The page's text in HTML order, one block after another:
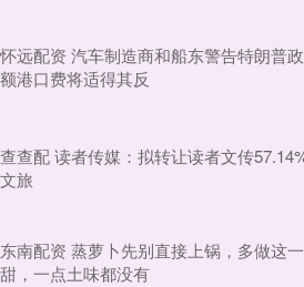
怀远配资 汽车制造商和船东警告特朗普
额港口费将适得其反
查查配 读者传媒：拟转让读者文传
文旅
东南配资 蒸萝卜先别直接上锅，多做这
甜，一点土味都没有